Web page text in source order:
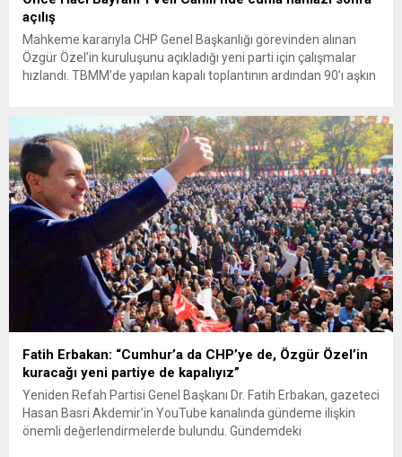
açılış
Mahkeme kararıyla CHP Genel Başkanlığı görevinden alınan
Özgür Özel’in kuruluşunu açıkladığı yeni parti için çalışmalar
hızlandı. TBMM’de yapılan kapalı toplantının ardından 90’ı aşkın
halinde 24 Temmuz’da, aksi durumda 27 Temmuz Pazartesi
günü İçişleri Bakanlığına sunulması planlanıyor....
Fatih Erbakan: “Cumhur’a da CHP’ye de, Özgür Özel’in
kuracağı yeni partiye de kapalıyız”
Yeniden Refah Partisi Genel Başkanı Dr. Fatih Erbakan, gazeteci
Hasan Basri Akdemir’in YouTube kanalında gündeme ilişkin
önemli değerlendirmelerde bulundu. Gündemdeki